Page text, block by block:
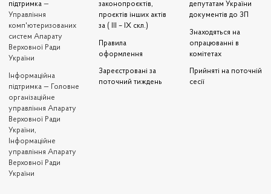
підтримка —
Управління
комп'ютеризованих
систем Апарату
Верховної Ради
України
Iнформаційна
підтримка — Головне
організаційне
управління Апарату
Верховної Ради
України,
Інформаційне
управління Апарату
Верховної Ради
України
законопроєктів,
проєктів інших актів
за ( III – IX скл.)
Правила
оформлення
Зареєстровані за
поточний тиждень
депутатам України
документів до ЗП
Знаходяться на
опрацюванні в
комітетах
Прийняті на поточній
сесії